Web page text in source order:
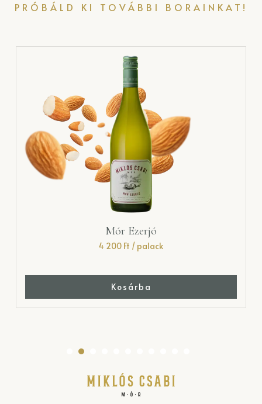
PRÓBÁLD KI TOVÁBBI BORAINKAT!
Mór Ezerjó
4 200 Ft / palack
Kosárba